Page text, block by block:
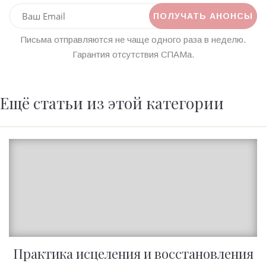
Письма отправляются не чаще одного раза в неделю.
Гарантия отсутствия СПАМа.
Ещё статьи из этой категории
Практика исцеления и восстановления